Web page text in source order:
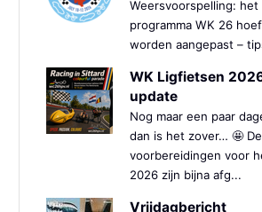
Weersvoorspelling: het
programma WK 26
worden aangepast –
WK Ligfietsen
update
Nog maar een paar
dan is het zover… 🤩 De
voorbereidingen voor
2026 zijn bijna afg...
Vrijdagbericht